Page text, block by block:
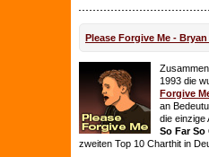
Please Forgive Me -
1993 die
Forgive
an
die einzige
So Far So
zweiten Top 10 Charthit in